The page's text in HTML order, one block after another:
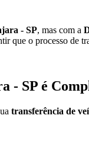
- SP, mas com a
que o processo de
- SP é
transferência de